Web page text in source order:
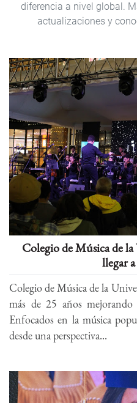
diferencia a nivel global.
actualizaciones y
Colegio de Música de
llegar
Colegio de Música de la
más de 25 años
Enfocados en la música
desde una perspectiva...